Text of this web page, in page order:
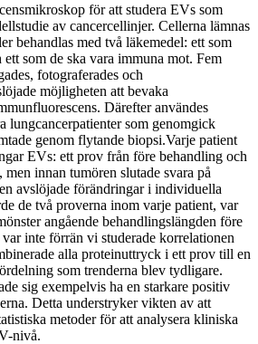
för att studera EVs som
av cancercellinjer. Cellerna lämnas
behandlas med två läkemedel: ett som
ett som de ska vara immuna mot. Fem
fotograferades och
möjligheten att bevaka
Därefter användes
lungcancerpatienter som genomgick
genom flytande biopsi.Varje patient
EVs: ett prov från före behandling och
innan tumören slutade svara på
avslöjade förändringar i individuella
de två proverna inom varje patient, var
angående behandlingslängden före
inte förrän vi studerade korrelationen
alla proteinuttryck i ett prov till en
som trenderna blev tydligare.
sig exempelvis ha en starkare positiv
Detta understryker vikten av att
metoder för att analysera kliniska
nivå.